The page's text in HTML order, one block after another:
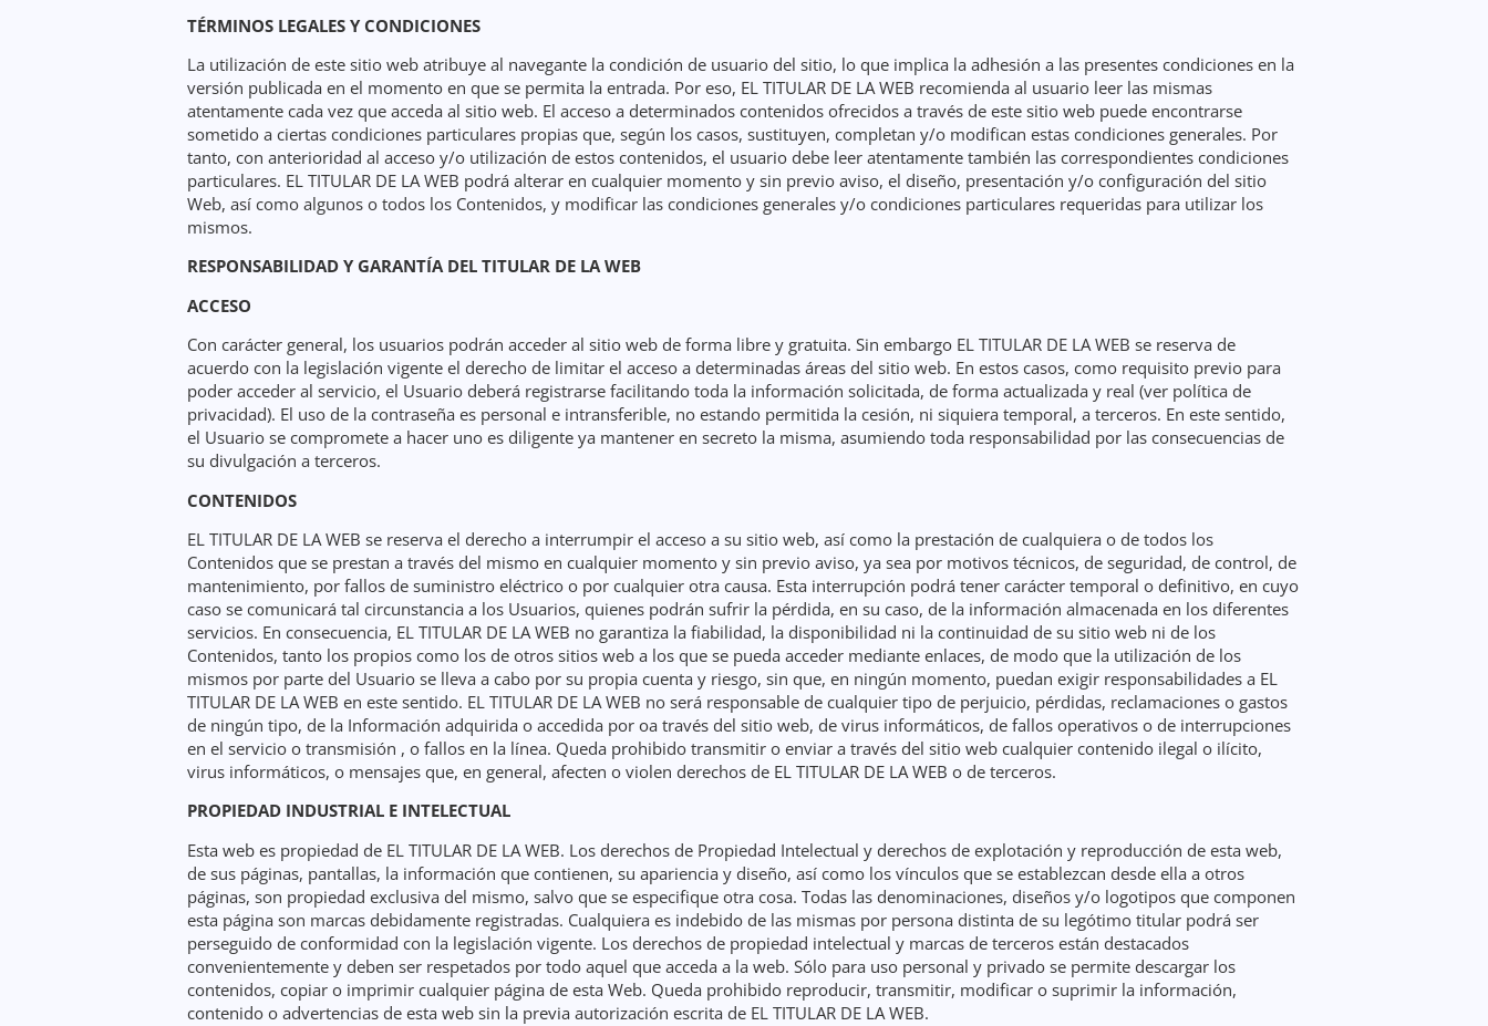
TÉRMINOS LEGALES Y CONDICIONES
La utilización de este sitio web atribuye al navegante la condición de usuario del sitio, lo que implica la adhesión a las presentes condiciones en la
versión publicada en el momento en que se permita la entrada. Por eso, EL TITULAR DE LA WEB recomienda al usuario leer las mismas
atentamente cada vez que acceda al sitio web. El acceso a determinados contenidos ofrecidos a través de este sitio web puede encontrarse
sometido a ciertas condiciones particulares propias que, según los casos, sustituyen, completan y/o modifican estas condiciones generales. Por
tanto, con anterioridad al acceso y/o utilización de estos contenidos, el usuario debe leer atentamente también las correspondientes condiciones
particulares. EL TITULAR DE LA WEB podrá alterar en cualquier momento y sin previo aviso, el diseño, presentación y/o configuración del sitio
Web, así como algunos o todos los Contenidos, y modificar las condiciones generales y/o condiciones particulares requeridas para utilizar los
mismos.
RESPONSABILIDAD Y GARANTÍA DEL TITULAR DE LA WEB
ACCESO
Con carácter general, los usuarios podrán acceder al sitio web de forma libre y gratuita. Sin embargo EL TITULAR DE LA WEB se reserva de
acuerdo con la legislación vigente el derecho de limitar el acceso a determinadas áreas del sitio web. En estos casos, como requisito previo para
poder acceder al servicio, el Usuario deberá registrarse facilitando toda la información solicitada, de forma actualizada y real (ver política de
privacidad). El uso de la contraseña es personal e intransferible, no estando permitida la cesión, ni siquiera temporal, a terceros. En este sentido,
el Usuario se compromete a hacer uno es diligente ya mantener en secreto la misma, asumiendo toda responsabilidad por las consecuencias de
su divulgación a terceros.
CONTENIDOS
EL TITULAR DE LA WEB se reserva el derecho a interrumpir el acceso a su sitio web, así como la prestación de cualquiera o de todos los
Contenidos que se prestan a través del mismo en cualquier momento y sin previo aviso, ya sea por motivos técnicos, de seguridad, de control, de
mantenimiento, por fallos de suministro eléctrico o por cualquier otra causa. Esta interrupción podrá tener carácter temporal o definitivo, en cuyo
caso se comunicará tal circunstancia a los Usuarios, quienes podrán sufrir la pérdida, en su caso, de la información almacenada en los diferentes
servicios. En consecuencia, EL TITULAR DE LA WEB no garantiza la fiabilidad, la disponibilidad ni la continuidad de su sitio web ni de los
Contenidos, tanto los propios como los de otros sitios web a los que se pueda acceder mediante enlaces, de modo que la utilización de los
mismos por parte del Usuario se lleva a cabo por su propia cuenta y riesgo, sin que, en ningún momento, puedan exigir responsabilidades a EL
TITULAR DE LA WEB en este sentido. EL TITULAR DE LA WEB no será responsable de cualquier tipo de perjuicio, pérdidas, reclamaciones o gastos
de ningún tipo, de la Información adquirida o accedida por oa través del sitio web, de virus informáticos, de fallos operativos o de interrupciones
en el servicio o transmisión , o fallos en la línea. Queda prohibido transmitir o enviar a través del sitio web cualquier contenido ilegal o ilícito,
virus informáticos, o mensajes que, en general, afecten o violen derechos de EL TITULAR DE LA WEB o de terceros.
PROPIEDAD INDUSTRIAL E INTELECTUAL
Esta web es propiedad de EL TITULAR DE LA WEB. Los derechos de Propiedad Intelectual y derechos de explotación y reproducción de esta web,
de sus páginas, pantallas, la información que contienen, su apariencia y diseño, así como los vínculos que se establezcan desde ella a otros
páginas, son propiedad exclusiva del mismo, salvo que se especifique otra cosa. Todas las denominaciones, diseños y/o logotipos que componen
esta página son marcas debidamente registradas. Cualquiera es indebido de las mismas por persona distinta de su legótimo titular podrá ser
perseguido de conformidad con la legislación vigente. Los derechos de propiedad intelectual y marcas de terceros están destacados
convenientemente y deben ser respetados por todo aquel que acceda a la web. Sólo para uso personal y privado se permite descargar los
contenidos, copiar o imprimir cualquier página de esta Web. Queda prohibido reproducir, transmitir, modificar o suprimir la información,
contenido o advertencias de esta web sin la previa autorización escrita de EL TITULAR DE LA WEB.